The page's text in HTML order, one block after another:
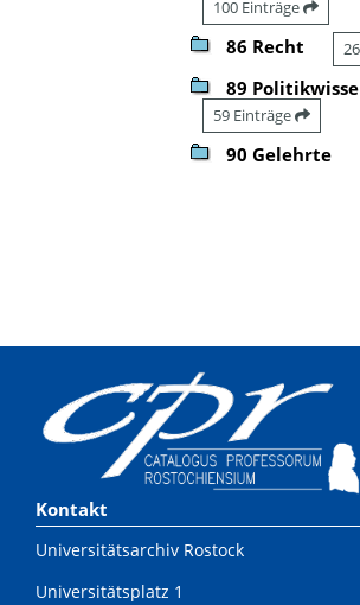
100 Einträge
86 Recht
89
59 Einträge
90 Gelehrte
Kontakt
Universitätsarchiv Rostock
Universitätsplatz 1